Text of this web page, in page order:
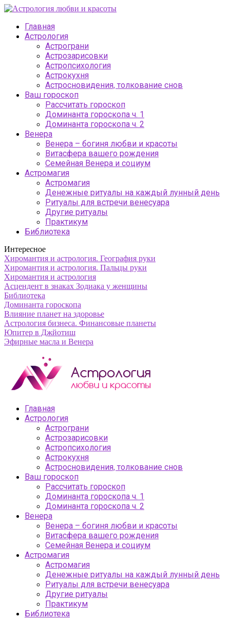
Главная
Астрология
Астрограни
Астрозарисовки
Астропсихология
Астрокухня
Астросновидения, толкование снов
Ваш гороскоп
Рассчитать гороскоп
Доминанта гороскопа ч. 1
Доминанта гороскопа ч. 2
Венера
Венера – богиня любви и красоты
Витасфера вашего рождения
Семейная Венера и социум
Астромагия
Астромагия
Денежные ритуалы на каждый лунный день
Ритуалы для встречи венесуара
Другие ритуалы
Практикум
Библиотека
Интересное
Хиромантия и астрология. География руки
Хиромантия и астрология. Пальцы руки
Хиромантия и астрология
Асцендент в знаках Зодиака у женщины
Библиотека
Доминанта гороскопа
Влияние планет на здоровье
Астрология бизнеса. Финансовые планеты
Юпитер в Джйотиш
Эфирные масла и Венера
Главная
Астрология
Астрограни
Астрозарисовки
Астропсихология
Астрокухня
Астросновидения, толкование снов
Ваш гороскоп
Рассчитать гороскоп
Доминанта гороскопа ч. 1
Доминанта гороскопа ч. 2
Венера
Венера – богиня любви и красоты
Витасфера вашего рождения
Семейная Венера и социум
Астромагия
Астромагия
Денежные ритуалы на каждый лунный день
Ритуалы для встречи венесуара
Другие ритуалы
Практикум
Библиотека